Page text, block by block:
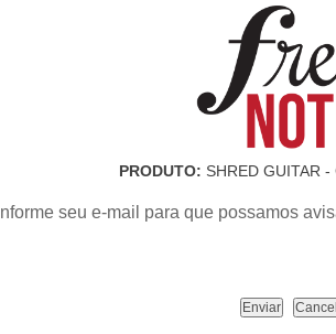
PRODUTO: SHRED GUITAR
Informe seu e-mail para que possamos